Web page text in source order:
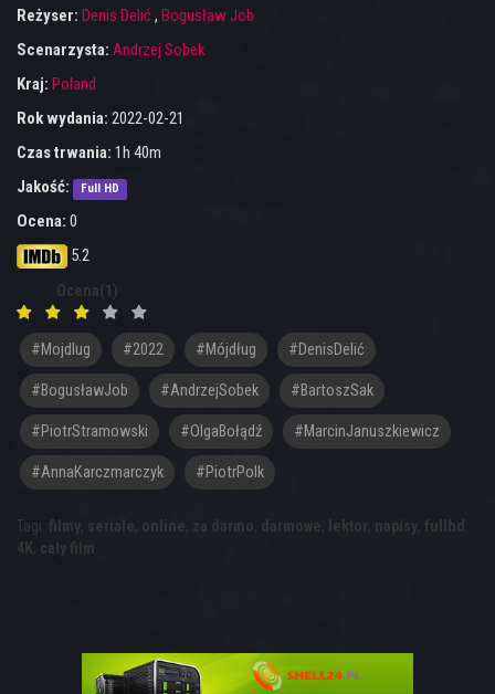
Reżyser: Denis Delić, Bogusław Job
Scenarzysta: Andrzej Sobek
Kraj: Poland
Rok wydania: 2022-02-21
Czas trwania: 1h 40m
Jakość:
Full HD
Ocena: 0
5.2
Ocena(1)
#mojdlug #2022 #Mójdług #DenisDelić
#BogusławJob #AndrzejSobek #BartoszSak
#PiotrStramowski #OlgaBołądź #MarcinJanuszkiewicz
#AnnaKarczmarczyk #PiotrPolk
Tagi: filmy, seriale, online, za darmo, darmowe, lektor, napisy, fullhd ,
4K, cały film